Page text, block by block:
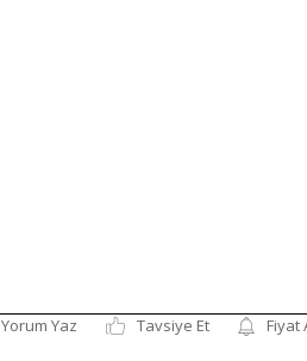
Yorum Yaz Tavsiye Et Fiyat